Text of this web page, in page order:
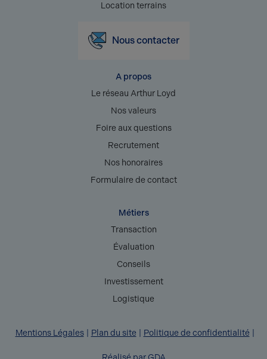
Location terrains
Nous contacter
A propos
Le réseau Arthur Loyd
Nos valeurs
Foire aux questions
Recrutement
Nos honoraires
Formulaire de contact
Métiers
Transaction
Évaluation
Conseils
Investissement
Logistique
Mentions Légales Plan du site Politique de confidentialité